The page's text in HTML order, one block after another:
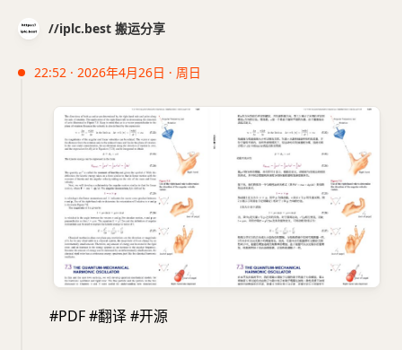
//iplc.best 搬运分享
22:52 · 2026年4月26日 · 周日
#PDF #翻译 #开源